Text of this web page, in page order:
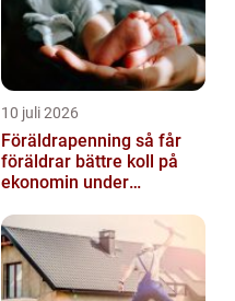
10 juli 2026
Föräldrapenning så får
föräldrar bättre koll på
ekonomin under